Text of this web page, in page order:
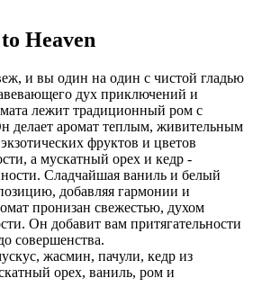
Heaven
и вы один на один с чистой гладью
дух приключений и
лежит традиционный ром с
делает аромат теплым, живительным
фруктов и цветов
а мускатный орех и кедр -
Сладчайшая ваниль и белый
добавляя гармонии и
пронизан свежестью, духом
Он добавит вам притягательности
совершенства.
жасмин, пачули, кедр из
орех, ваниль, ром и